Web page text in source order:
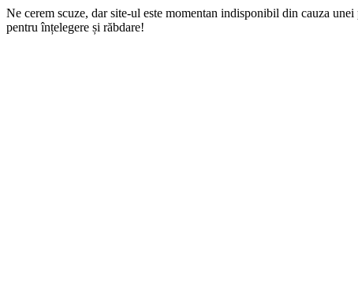
Ne cerem scuze, dar site-ul este momentan indisponibil din cauza
pentru înțelegere și răbdare!